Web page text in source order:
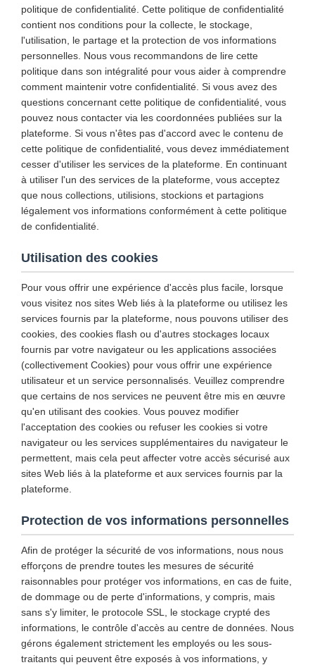
politique de confidentialité. Cette politique de confidentialité
contient nos conditions pour la collecte, le stockage,
l'utilisation, le partage et la protection de vos informations
personnelles. Nous vous recommandons de lire cette
politique dans son intégralité pour vous aider à comprendre
comment maintenir votre confidentialité. Si vous avez des
questions concernant cette politique de confidentialité, vous
pouvez nous contacter via les coordonnées publiées sur la
plateforme. Si vous n'êtes pas d'accord avec le contenu de
cette politique de confidentialité, vous devez immédiatement
cesser d'utiliser les services de la plateforme. En continuant
à utiliser l'un des services de la plateforme, vous acceptez
que nous collections, utilisions, stockions et partagions
légalement vos informations conformément à cette politique
de confidentialité.
Utilisation des cookies
Pour vous offrir une expérience d'accès plus facile, lorsque
vous visitez nos sites Web liés à la plateforme ou utilisez les
services fournis par la plateforme, nous pouvons utiliser des
cookies, des cookies flash ou d'autres stockages locaux
fournis par votre navigateur ou les applications associées
(collectivement Cookies) pour vous offrir une expérience
utilisateur et un service personnalisés. Veuillez comprendre
que certains de nos services ne peuvent être mis en œuvre
qu'en utilisant des cookies. Vous pouvez modifier
l'acceptation des cookies ou refuser les cookies si votre
navigateur ou les services supplémentaires du navigateur le
permettent, mais cela peut affecter votre accès sécurisé aux
sites Web liés à la plateforme et aux services fournis par la
plateforme.
Protection de vos informations personnelles
Afin de protéger la sécurité de vos informations, nous nous
efforçons de prendre toutes les mesures de sécurité
raisonnables pour protéger vos informations, en cas de fuite,
de dommage ou de perte d'informations, y compris, mais
sans s'y limiter, le protocole SSL, le stockage crypté des
informations, le contrôle d'accès au centre de données. Nous
gérons également strictement les employés ou les sous-
traitants qui peuvent être exposés à vos informations, y